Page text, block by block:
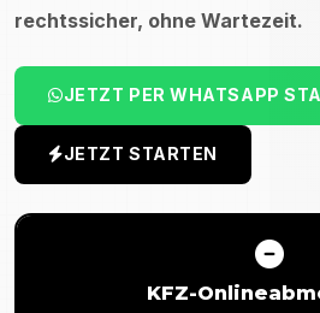
rechtssicher, ohne Wartezeit.
JETZT PER WHATSAPP
JETZT STARTEN
KFZ-